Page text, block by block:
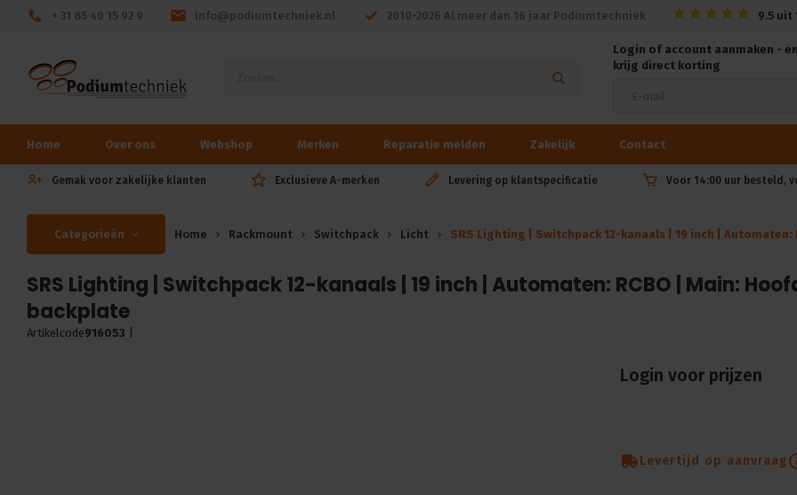
+ 31 85 40 15 92 9 info@podiumtechniek.nl 2010-2026 Al meer dan 16 jaar Podiumtechniek 9.5 uit
Login of account aanmaken - en
krijg direct korting
Home Over ons Webshop Merken Reparatie melden Zakelijk Contact
Gemak voor zakelijke klanten Exclusieve A-merken Levering op klantspecificatie Voor 14:00 uur besteld,
Categorieën Home Rackmount Switchpack Licht SRS Lighting | Switchpack 12-kanaals | 19 inch | Automaten:
SRS Lighting | Switchpack 12-kanaals | 19 inch | Automaten: RCBO | Main:
backplate
Artikelcode916053
Login voor prijzen
Levertijd op aanvraag